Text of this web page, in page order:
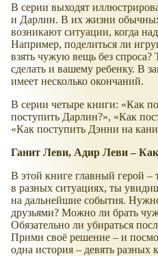
В серии выходят
и Дарлин. В их жизни
возникают ситуации, когда
Например, поделиться ли
взять чужую вещь без спроса?
сделать и вашему ребенку. В
имеет несколько окончаний.
В серии четыре книги:
Как
поступить Дарлин? , Как
Как поступить Дэнни на
Ганит Леви, Адир Леви –
В этой книге главный герой
в разных ситуациях, ты
на дальнейшие события.
друзьями? Можно ли брать
Обязательно ли убираться
Прими своё решение – и
одна история – девять разных